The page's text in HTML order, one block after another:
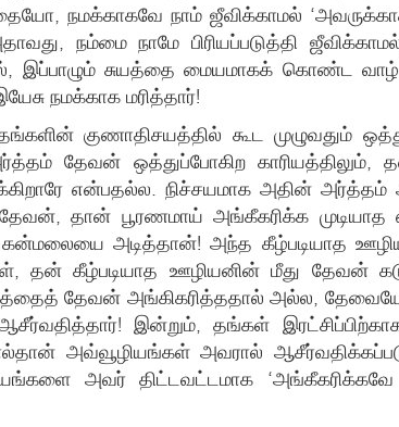
நமக்காகவே நாம் ஜீவிக்காமல்
நம்மை நாமே பிரியப்படுத்தி
இப்பாழும் சுயத்தை மையமாகக் கொண்ட
நமக்காக மரித்தார்!
குணாதிசயத்தில் கூட முழுவதும்
தேவன் ஒத்துப்போகிற காரியத்திலும்,
என்பதல்ல. நிச்சயமாக அதின் அர்த்தம்
தான் பூரணமாய் அங்கீகரிக்க
அடித்தான்! அந்த கீழ்படியாத
தன் கீழ்படியாத ஊழியனின் மீது தேவன்
தேவன் அங்கிகரித்ததால் அல்ல,
இன்றும், தங்கள்
அவ்வூழியங்கள் அவரால்
அவர் திட்டவட்டமாக ‘அங்கீகரிக்கவே